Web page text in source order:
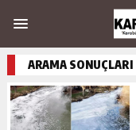
ARAMA SONUÇLARI